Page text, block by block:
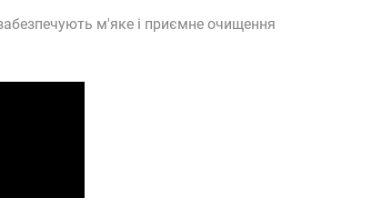
м'яке і приємне очищення